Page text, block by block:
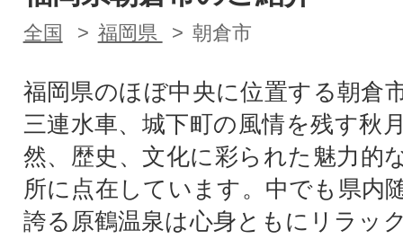
全国 福岡県 朝倉市
福岡県のほぼ中央に位置する朝倉
三連水車、城下町の風情を残す秋
然、歴史、文化に彩られた魅力的
所に点在しています。中でも県内
誇る原鶴温泉は心身ともにリラッ